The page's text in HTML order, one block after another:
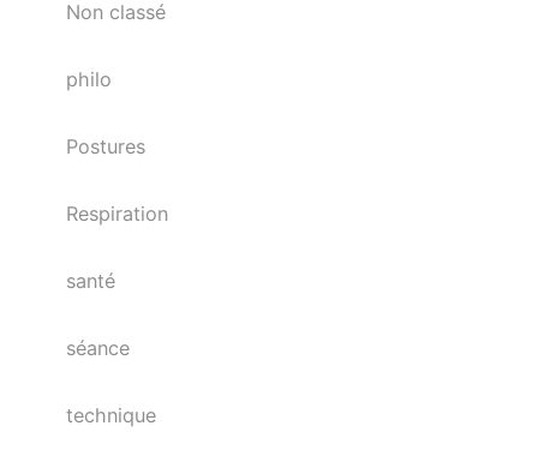
Non classé
philo
Postures
Respiration
santé
séance
technique